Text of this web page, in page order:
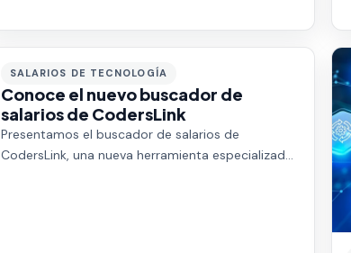
SALARIOS DE TECNOLOGÍA
Conoce el nuevo buscador de
salarios de CodersLink
Presentamos el buscador de salarios de
CodersLink, una nueva herramienta especializada